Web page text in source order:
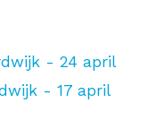
- 24 april
- 17 april